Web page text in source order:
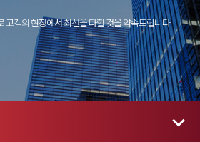
고객의 현장에서 최선을 다할 것을 약속드립니다.